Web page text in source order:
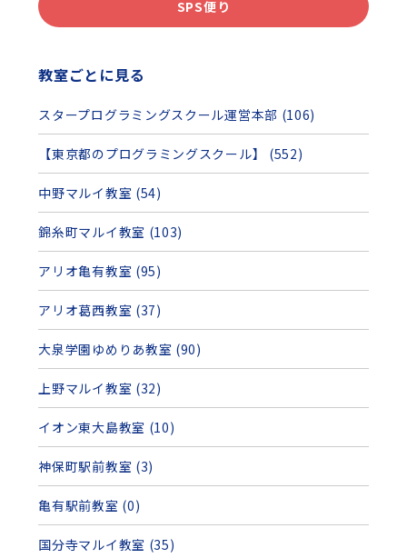
SPS便り
教室ごとに見る
スタープログラミングスクール運営本部 (106)
【東京都のプログラミングスクール】 (552)
中野マルイ教室 (54)
錦糸町マルイ教室 (103)
アリオ亀有教室 (95)
アリオ葛西教室 (37)
大泉学園ゆめりあ教室 (90)
上野マルイ教室 (32)
イオン東大島教室 (10)
神保町駅前教室 (3)
亀有駅前教室 (0)
国分寺マルイ教室 (35)